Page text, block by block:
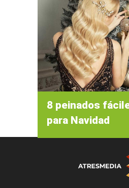
8 peinados
para Navidad